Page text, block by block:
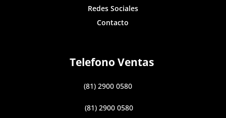
Redes Sociales
Contacto
Telefono Ventas
(81) 2900 0580
(81) 2900 0580